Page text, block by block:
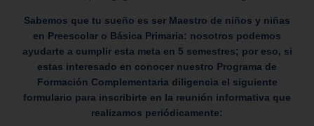
Sabemos que tu sueño es ser Maestro de niños y niñas
en Preescolar o Básica Primaria: nosotros podemos
ayudarte a cumplir esta meta en 5 semestres; por eso, si
estas interesado en conocer nuestro Programa de
Formación Complementaria diligencia el siguiente
formulario para inscribirte en la reunión informativa que
realizamos periódicamente: